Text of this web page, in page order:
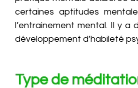
certaines aptitudes
l’entrainement mental. Il y
développement d’habileté
Type de